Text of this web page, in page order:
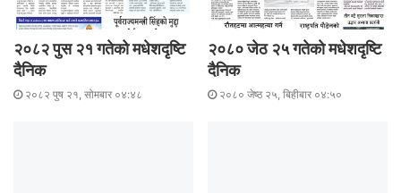
२०८२ पुस २१ गतेको मधेशदृष्टि
दैनिक
२०८२ पुष २१, सोमबार ०४:४८
२०८० जेठ २५ गतेकाे मधेशदृष्टि
दैनिक
२०८० जेष्ठ २५, बिहीबार ०४:५०